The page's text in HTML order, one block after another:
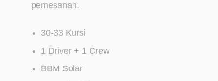
pemesanan.
30-33 Kursi
1 Driver + 1 Crew
BBM Solar